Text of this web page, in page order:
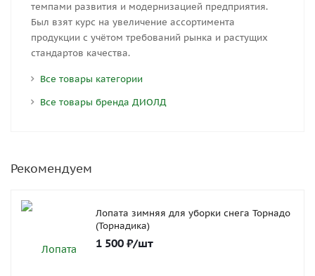
темпами развития и модернизацией предприятия.
Был взят курс на увеличение ассортимента
продукции с учётом требований рынка и растущих
стандартов качества.
Все товары категории
Все товары бренда ДИОЛД
Рекомендуем
Лопата зимняя для уборки снега Торнадо
(Торнадика)
1 500 ₽/шт